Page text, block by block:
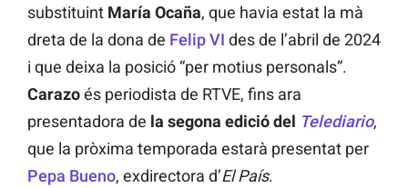
substituint María Ocaña, que havia estat la mà
dreta de la dona de Felip VI des de l’abril de 2024
i que deixa la posició “per motius personals”.
Carazoés periodista de RTVE, fins ara
presentadora de la segona edició del Telediario,
que la pròxima temporada estarà presentat per
Pepa Bueno, exdirectora d’El País.